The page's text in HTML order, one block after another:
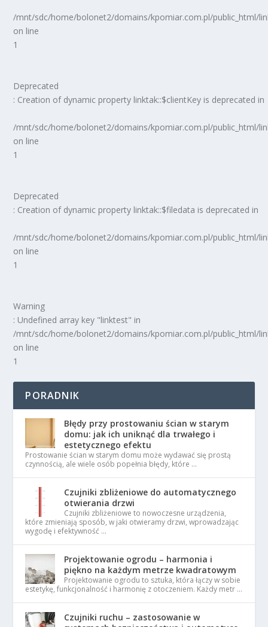
/mnt/sdc/home/bolonet2/domains/kpomiar.com.pl/public_html/
on line
1
Deprecated
: Creation of dynamic property linktak::$clientKey is deprecated in
/mnt/sdc/home/bolonet2/domains/kpomiar.com.pl/public_html/
on line
1
Deprecated
: Creation of dynamic property linktak::$filedata is deprecated in
/mnt/sdc/home/bolonet2/domains/kpomiar.com.pl/public_html/
on line
1
Warning
: Undefined array key "linktest" in
/mnt/sdc/home/bolonet2/domains/kpomiar.com.pl/public_html/
on line
1
PORADNIK
Błędy przy prostowaniu ścian w starym
domu: jak ich uniknąć dla trwałego i
estetycznego efektu
Prostowanie ścian w starym domu może wydawać się prostą
czynnością, ale wiele osób popełnia błędy, które …
Czujniki zbliżeniowe do automatycznego
otwierania drzwi
Czujniki zbliżeniowe to nowoczesne urządzenia,
które zmieniają sposób, w jaki otwieramy drzwi, wprowadzając
wygodę i efektywność …
Projektowanie ogrodu – harmonia i
piękno na każdym metrze kwadratowym
Projektowanie ogrodu to sztuka, która łączy w sobie
estetykę, funkcjonalność i harmonię z otoczeniem. Każdy metr …
Czujniki ruchu – zastosowanie w